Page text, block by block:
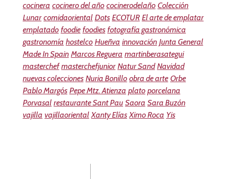
cocinera cocinero del año cocinerodelaño Colección
Lunar comidaoriental Dots ECOTUR El arte de emplatar
emplatado foodie foodies fotografía gastronómica
gastronomía hostelco Hueñva innovación Junta General
Made In Spain Marcos Reguera martinberasategui
masterchef masterchefjunior Natur Sand Navidad
nuevas colecciones Nuria Bonillo obra de arte Orbe
Pablo Margós Pepe Mtz. Atienza plato porcelana
Porvasal restaurante Sant Pau Saora Sara Buzón
vajilla vajillaoriental Xanty Elías Ximo Roca Yis